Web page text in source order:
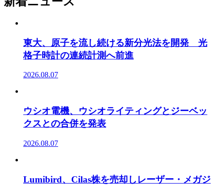
東大、原子を流し続ける新分光法を開発 光
格子時計の連続計測へ前進
2026.08.07
ウシオ電機、ウシオライティングとジーベッ
クスとの合併を発表
2026.08.07
Lumibird、Cilas株を売却しレーザー・メガジ